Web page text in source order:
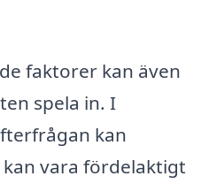
faktorer kan även
spela in. I
kan
vara fördelaktigt